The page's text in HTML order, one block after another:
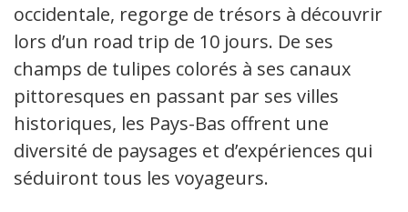
occidentale, regorge de trésors à découvrir
lors d’un road trip de 10 jours. De ses
champs de tulipes colorés à ses canaux
pittoresques en passant par ses villes
historiques, les Pays-Bas offrent une
diversité de paysages et d’expériences qui
séduiront tous les voyageurs.